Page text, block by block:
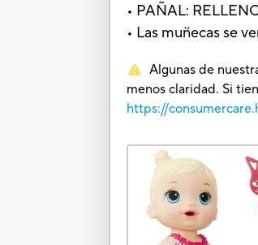
• PAÑAL:
• Las muñecas se
Algunas de
menos claridad. Si
https://